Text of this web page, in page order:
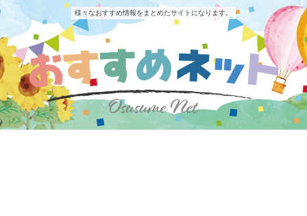
様々なおすすめ情報をまとめたサイトになります。